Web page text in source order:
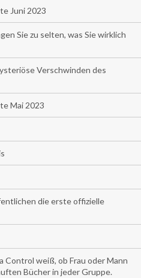
Juni 2023
Sie zu selten, was Sie wirklich
Verschwinden des
Mai 2023
die erste offizielle
Control weiß, ob Frau oder Mann
Bücher in jeder Gruppe.